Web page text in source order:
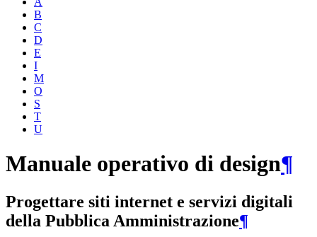
B
C
D
E
I
M
O
S
T
U
Manuale operativo di design¶
Progettare siti internet e servizi digitali
della Pubblica Amministrazione¶